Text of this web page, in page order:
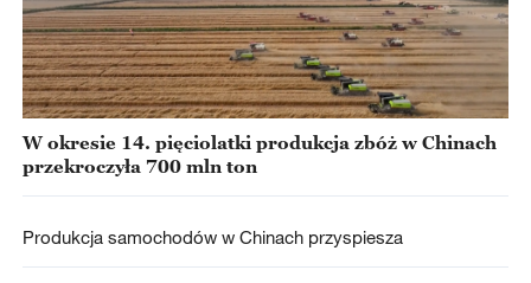
W okresie 14. pięciolatki produkcja zbóż w Chinach
przekroczyła 700 mln ton
Produkcja samochodów w Chinach przyspiesza